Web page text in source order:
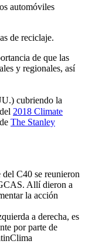
automóviles
de reciclaje.
de que las
y regionales, así
cubriendo la
2018 Climate
The Stanley